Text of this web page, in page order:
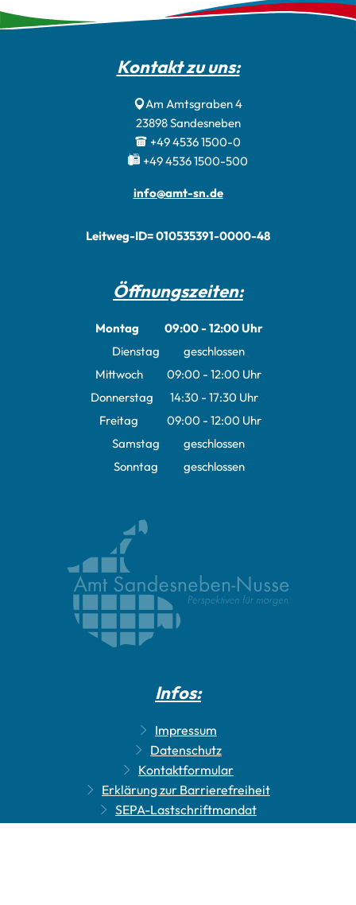
Kontakt zu uns:
Am Amtsgraben 4
23898Sandesneben
+49 4536 1500-0
+49 4536 1500-500
info@amt-sn.de
Leitweg-ID= 010535391-0000-48
Öffnungszeiten:
Montag 09:00-12:00Uhr
Von 09:00 bis 12:00 Uhr
Dienstag
geschlossen
Mittwoch
09:00- 12:00Uhr
Von 09:00 bis 12:00 Uhr
Donnerstag 14:30- 17:30Uhr
Von 14:30 bis 17:30 Uhr
Freitag 09:00- 12:00Uhr
Von 09:00 bis 12:00 Uhr
Samstag
geschlossen
Sonntag
geschlossen
Infos:
Impressum
Datenschutz
Kontaktformular
Erklärung zur Barrierefreiheit
SEPA-Lastschriftmandat